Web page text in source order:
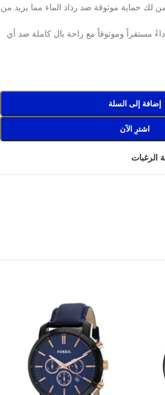
لك حماية موثوقة ضد رذاذ الماء مما يزيد من
مستقراً وموثوقاً مع راحة بال كاملة ضد أي
إضافة إلى السلة
اشترِ الآن
الرغبات